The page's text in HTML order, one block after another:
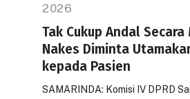
2026
Tak Cukup Andal Secara
Nakes Diminta
kepada Pasien
SAMARINDA: Komisi IV DPRD